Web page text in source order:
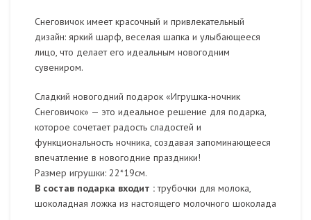
Снеговичок имеет красочный и привлекательный
дизайн: яркий шарф, веселая шапка и улыбающееся
лицо, что делает его идеальным новогодним
сувениром.
Сладкий новогодний подарок «Игрушка-ночник
Снеговичок» — это идеальное решение для подарка,
которое сочетает радость сладостей и
функциональность ночника, создавая запоминающееся
впечатление в новогодние праздники!
Размер игрушки: 22*19см.
В состав подарка входит :трубочки для молока,
шоколадная ложка из настоящего молочного шоколада